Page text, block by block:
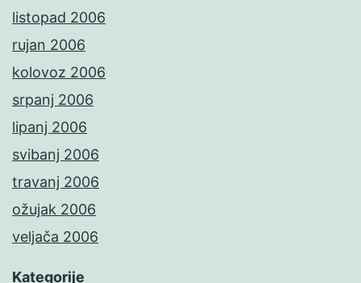
listopad 2006
rujan 2006
kolovoz 2006
srpanj 2006
lipanj 2006
svibanj 2006
travanj 2006
ožujak 2006
veljača 2006
Kategorije